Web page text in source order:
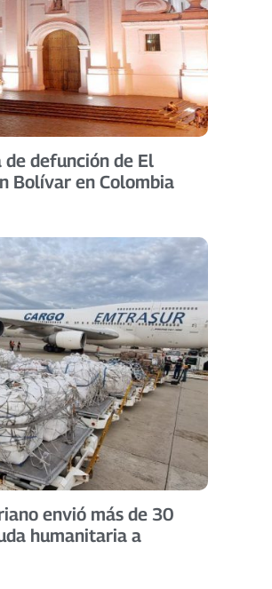
defunción de El
Bolívar en Colombia
envió más de 30
humanitaria a